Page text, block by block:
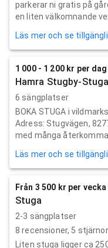
parkerar ni gratis på
en liten välkomnande
Läs mer och se
1 000 - 1 200 kr per dag
Hamra Stugby-
6 sängplatser
BOKA STUGA i
Adress: Stugvägen,
med många
Läs mer och se
Från 3 500 kr per vecka
Stuga
2-3 sängplatser
8 recensioner, 5
Liten stuga ligger ca